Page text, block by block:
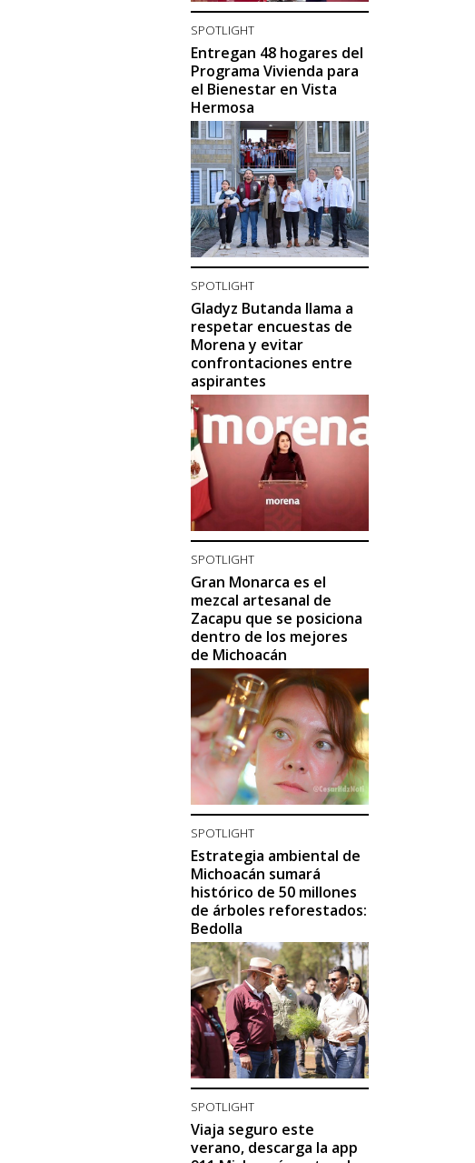
SPOTLIGHT
Entregan 48 hogares del
Programa Vivienda para
el Bienestar en Vista
Hermosa
SPOTLIGHT
Gladyz Butanda llama a
respetar encuestas de
Morena y evitar
confrontaciones entre
aspirantes
SPOTLIGHT
Gran Monarca es el
mezcal artesanal de
Zacapu que se posiciona
dentro de los mejores
de Michoacán
SPOTLIGHT
Estrategia ambiental de
Michoacán sumará
histórico de 50 millones
de árboles reforestados:
Bedolla
SPOTLIGHT
Viaja seguro este
verano, descarga la app